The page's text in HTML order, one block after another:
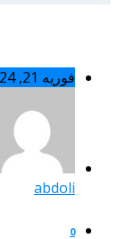
فوریه 21, 2024
abdoli
0